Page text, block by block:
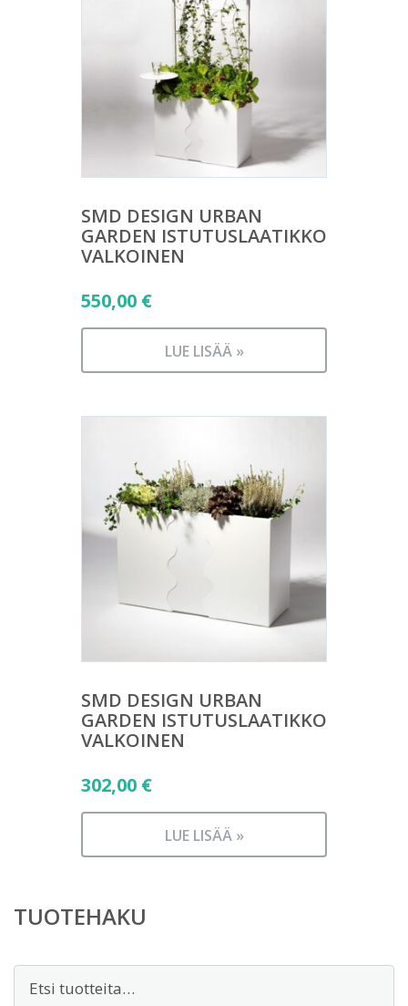
SMD DESIGN URBAN
GARDEN ISTUTUSLAATIKKO
VALKOINEN
550,00 €
LUE LISÄÄ »
SMD DESIGN URBAN
GARDEN ISTUTUSLAATIKKO
VALKOINEN
302,00 €
LUE LISÄÄ »
TUOTEHAKU